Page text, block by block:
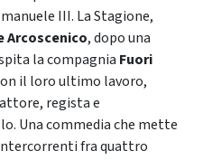
III. La Stagione,
Arcoscenico, dopo una
la compagnia Fuori
il loro ultimo lavoro,
regista e
Una commedia che mette
fra quattro